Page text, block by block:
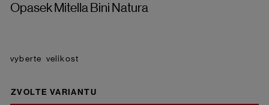
Opasek Mitella Bini Natura
velikost
ZVOLTE VARIANTU